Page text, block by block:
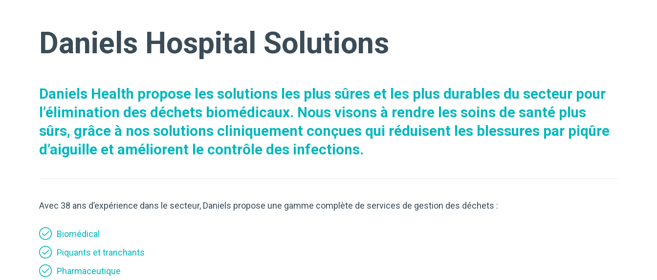
Daniels Hospital Solutions
Daniels Health propose les solutions les plus sûres et les plus durables du secteur pour
l’élimination des déchets biomédicaux. Nous visons à rendre les soins de santé plus
sûrs, grâce à nos solutions cliniquement conçues qui réduisent les blessures par piqûre
d’aiguille et améliorent le contrôle des infections.
Avec 38 ans d’expérience dans le secteur, Daniels propose une gamme complète de services de gestion des déchets :
Biomédical
Piquants et tranchants
Pharmaceutique